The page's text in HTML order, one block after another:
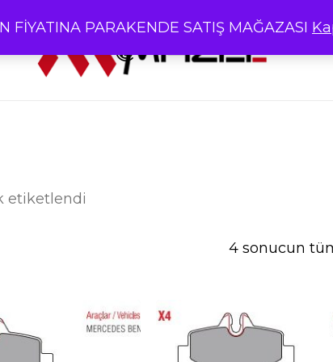
FİYATINA PARAKENDE SATIŞ MAĞAZASI
etiketlendi
4 sonucun